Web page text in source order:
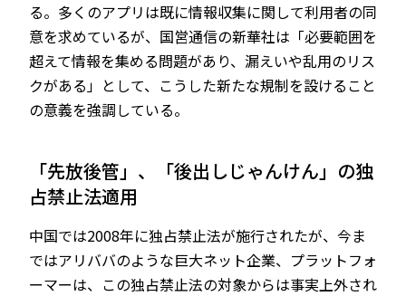
る。多くのアプリは既に情報収集に関して利用者の同
意を求めているが、国営通信の新華社は「必要範囲を
超えて情報を集める問題があり、漏えいや乱用のリス
クがある」として、こうした新たな規制を設けること
の意義を強調している。
「先放後管」、「後出しじゃんけん」の独
占禁止法適用
中国では2008年に独占禁止法が施行されたが、今ま
ではアリババのような巨大ネット企業、プラットフォ
ーマーは、この独占禁止法の対象からは事実上外され